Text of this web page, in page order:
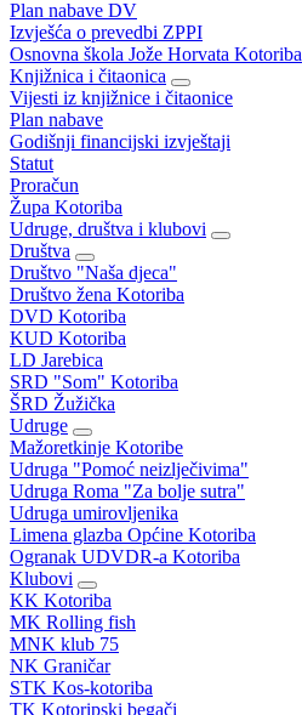
Plan nabave DV
Izvješća o prevedbi ZPPI
Osnovna škola Jože Horvata Kotoriba
Knjižnica i čitaonica
Vijesti iz knjižnice i čitaonice
Plan nabave
Godišnji financijski izvještaji
Statut
Proračun
Župa Kotoriba
Udruge, društva i klubovi
Društva
Društvo "Naša djeca"
Društvo žena Kotoriba
DVD Kotoriba
KUD Kotoriba
LD Jarebica
SRD "Som" Kotoriba
ŠRD Žužička
Udruge
Mažoretkinje Kotoribe
Udruga "Pomoć neizlječivima"
Udruga Roma "Za bolje sutra"
Udruga umirovljenika
Limena glazba Općine Kotoriba
Ogranak UDVDR-a Kotoriba
Klubovi
KK Kotoriba
MK Rolling fish
MNK klub 75
NK Graničar
STK Kos-kotoriba
TK Kotoripski begači